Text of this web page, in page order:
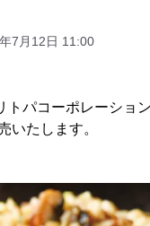
7月12日 11:00
トパコーポレーショ
いたします。